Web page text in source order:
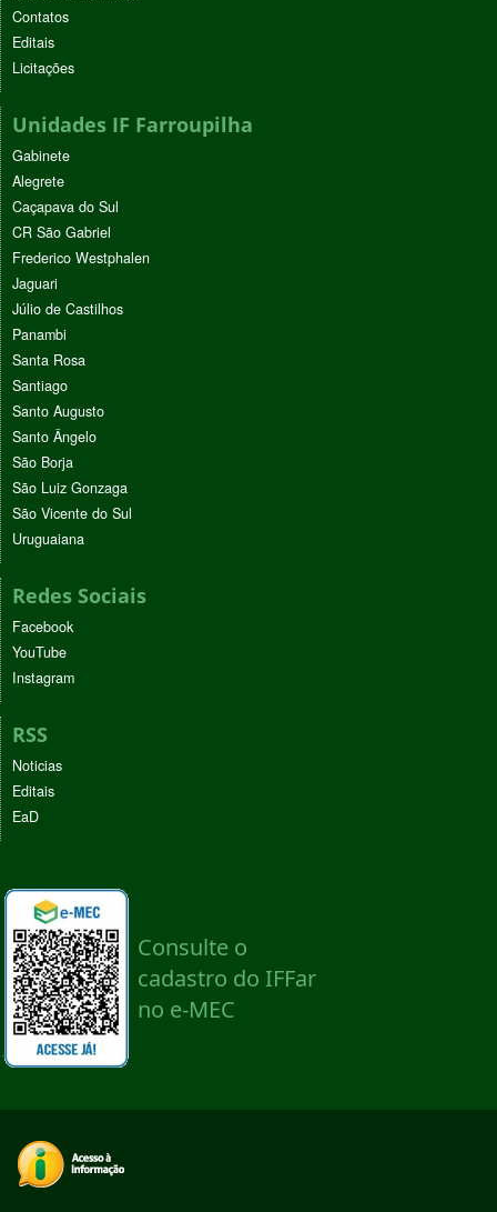
Contatos
Editais
Licitações
Unidades IF Farroupilha
Gabinete
Alegrete
Caçapava do Sul
CR São Gabriel
Frederico Westphalen
Jaguari
Júlio de Castilhos
Panambi
Santa Rosa
Santiago
Santo Augusto
Santo Ângelo
São Borja
São Luiz Gonzaga
São Vicente do Sul
Uruguaiana
Redes Sociais
Facebook
YouTube
Instagram
RSS
Noticias
Editais
EaD